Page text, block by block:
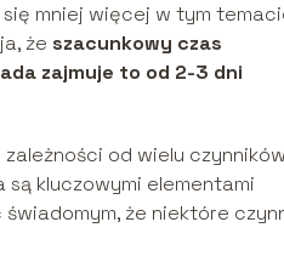
się mniej więcej w tym
że szacunkowy czas
zajmuje to od 2-3 dni
od wielu
kluczowymi elementami
że niektóre